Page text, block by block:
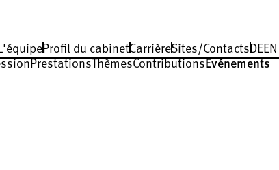
Profil du cabinetCarrièreSites/ContactsDEEN
PrestationsThèmesContributionsÉvénements